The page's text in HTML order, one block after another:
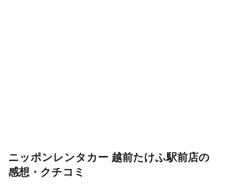
ニッポンレンタカー 越前たけふ駅前店の
感想・クチコミ